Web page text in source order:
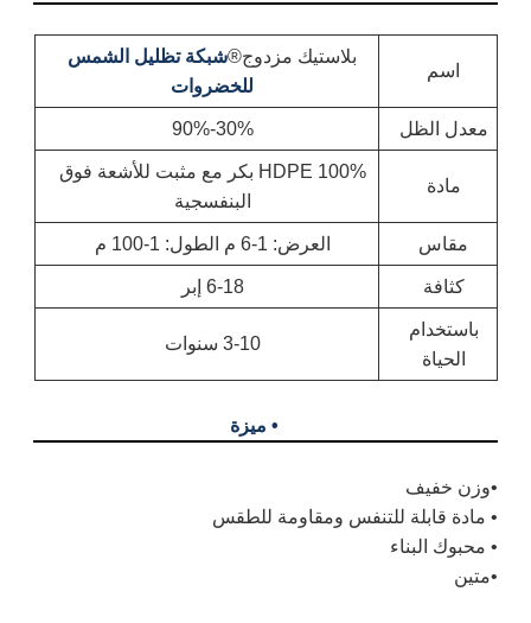
اسم
بلاستيك مزدوج®شبكة تظليل الشمس
للخضروات
معدل الظل 30%-90%
مادة
100% HDPE بكر مع مثبت للأشعة فوق
البنفسجية
مقاس العرض: 1-6 م الطول: 1-100 م
كثافة 6-18 إبر
باستخدام
الحياة
3-10 سنوات
• ميزة
•وزن خفيف
• مادة قابلة للتنفس ومقاومة للطقس
• محبوك البناء
•متين